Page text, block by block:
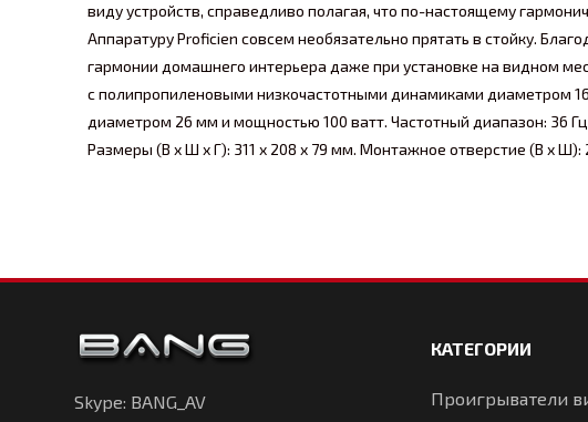
виду устройств, справедливо полагая, что по-настоящему
Аппаратуру Proficien совсем необязательно прятать в стойку.
гармонии домашнего интерьера даже при установке на видном
с полипропиленовыми низкочастотными динамиками диаметром
диаметром 26 мм и мощностью 100 ватт. Частотный диапазон: 36
Размеры (В х Ш х Г): 311 х 208 х 79 мм. Монтажное отверстие (В х Ш):
Skype: BANG_AV
КАТЕГОРИИ
Проигрыватели